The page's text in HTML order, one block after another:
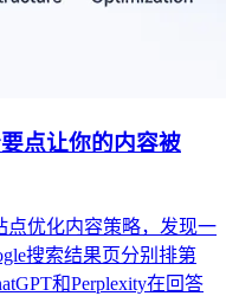
点让你的内容被
点优化内容策略，发现一
搜索结果页分别排第
和Perplexity在回答